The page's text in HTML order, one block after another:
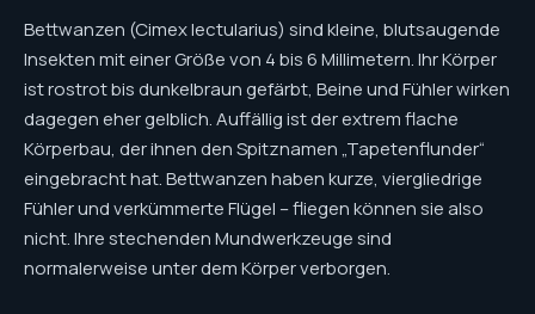
Bettwanzen (Cimex lectularius) sind kleine, blutsaugende
Insekten mit einer Größe von 4 bis 6 Millimetern. Ihr Körper
ist rostrot bis dunkelbraun gefärbt, Beine und Fühler wirken
dagegen eher gelblich. Auffällig ist der extrem flache
Körperbau, der ihnen den Spitznamen „Tapetenflunder“
eingebracht hat. Bettwanzen haben kurze, viergliedrige
Fühler und verkümmerte Flügel – fliegen können sie also
nicht. Ihre stechenden Mundwerkzeuge sind
normalerweise unter dem Körper verborgen.